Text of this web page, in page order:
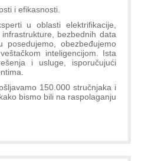
i efikasnosti.
u oblasti elektrifikacije,
bezbednih data
posedujemo, obezbeđujemo
inteligencijom. Ista
i usluge, isporučujući
150.000 stručnjaka i
bismo bili na raspolaganju